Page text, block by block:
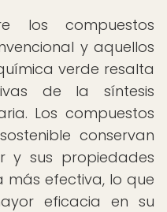
los compuestos
y aquellos
verde resalta
de la síntesis
Los compuestos
conservan
y sus propiedades
efectiva, lo que
eficacia en su